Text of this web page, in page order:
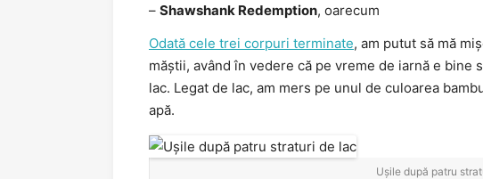
– Shawshank Redemption, oarecum
Odată cele trei corpuri terminate, am putut să mă
măștii, având în vedere că pe vreme de iarnă e
lac. Legat de lac, am mers pe unul de culoarea
apă.
Ușile după patru